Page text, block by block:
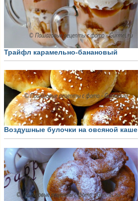
Трайфл карамельно-банановый
Воздушные булочки на овсяной каше